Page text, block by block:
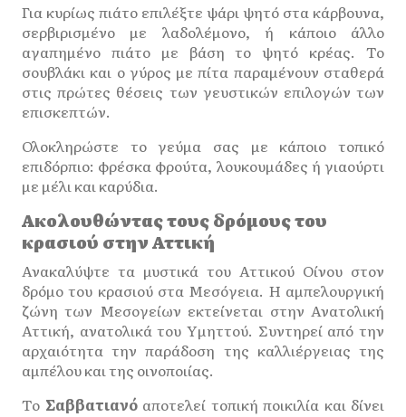
Για κυρίως πιάτο επιλέξτε ψάρι ψητό στα κάρβουνα,
σερβιρισμένο με λαδολέμονο, ή κάποιο άλλο
αγαπημένο πιάτο με βάση το ψητό κρέας. Το
σουβλάκι και ο γύρος με πίτα παραμένουν σταθερά
στις πρώτες θέσεις των γευστικών επιλογών των
επισκεπτών.
Ολοκληρώστε το γεύμα σας με κάποιο τοπικό
επιδόρπιο: φρέσκα φρούτα, λουκουμάδες ή γιαούρτι
με μέλι και καρύδια.
Ακολουθώντας τους δρόμους του
κρασιού στην Αττική
Ανακαλύψτε τα μυστικά του Αττικού Οίνου στον
δρόμο του κρασιού στα Μεσόγεια. Η αμπελουργική
ζώνη των Μεσογείων εκτείνεται στην Ανατολική
Αττική, ανατολικά του Υμηττού. Συντηρεί από την
αρχαιότητα την παράδοση της καλλιέργειας της
αμπέλου και της οινοποιίας.
Το Σαββατιανόαποτελεί τοπική ποικιλία και δίνει